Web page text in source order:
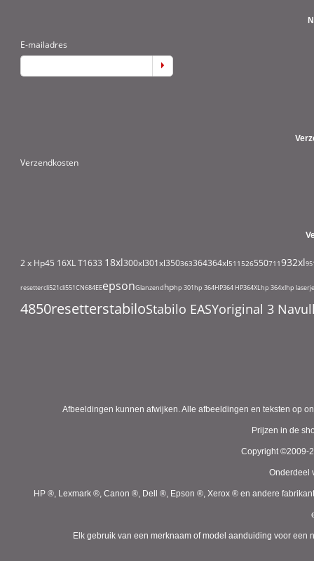
E-mailadres
Verzendkosten
2 x Hp45 16XL T1633 18xl300xl301xl350363364364xl511 526550711932xl
resettercli521cli551CN684EEepsonGlanzendhphp 301hp 364HP364 HP364XLhp 364xlhp
4850resetterstabiloStabilo EASYoriginal 3
Afbeeldingen kunnen afwijken. Alle afbeeldingen en teksten op
Prijzen in de
Copyright ©2009-
Onderdeel
HP ®, Lexmark ®, Canon ®, Dell ®, Epson ®, Xerox ® en andere
Elk gebruik van een merknaam of model aanduiding voor